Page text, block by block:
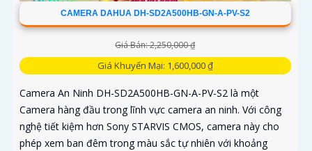
CAMERA DAHUA DH-SD2A500HB-GN-A-PV-S2
Giá Bán: 2,250,000 ₫
Giá Khuyến Mại: 1,600,000 ₫
Camera An Ninh DH-SD2A500HB-GN-A-PV-S2 là một
Camera hàng đầu trong lĩnh vực camera an ninh. Với công
nghệ tiết kiệm hơn Sony STARVIS CMOS, camera này cho
phép xem ban đêm trong màu sắc tự nhiên với khoảng